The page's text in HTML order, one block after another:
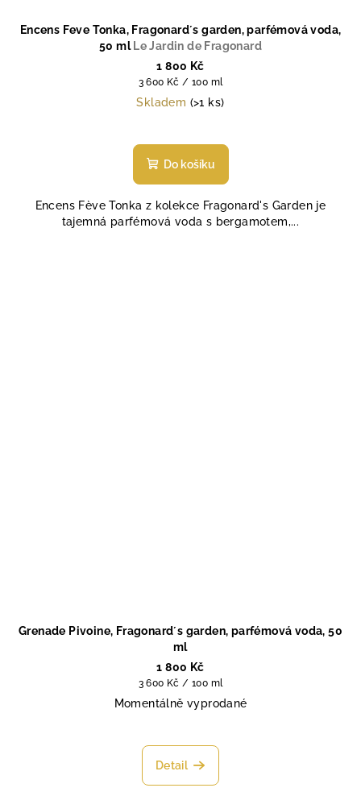
Encens Feve Tonka, Fragonard´s garden, parfémová voda,
50 ml Le Jardin de Fragonard
1 800 Kč
Měrná
cena:
3 600 Kč / 100 ml
Skladem (>1 ks)
hodnocení
produktu
z
5
Do košíku
Encens Fève Tonka z kolekce Fragonard's Garden je
tajemná parfémová voda s bergamotem,...
Grenade Pivoine, Fragonard´s garden, parfémová voda, 50
ml
1 800 Kč
Měrná
cena:
3 600 Kč / 100 ml
Momentálně vyprodané
hodnocení
produktu
Detail